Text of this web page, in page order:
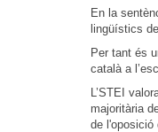
En la
lingüístics
Per tant és
català a
L’STEI
majoritària
de l'oposició